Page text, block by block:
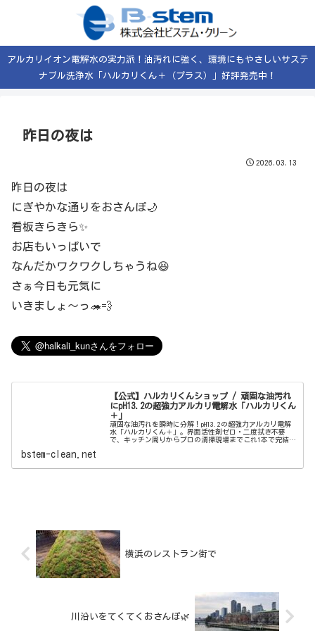
アルカリイオン電解水の実力派！油汚れに強く、環境にもやさしいサステ
ナブル洗浄水「ハルカリくん＋（プラス）」好評発売中！
昨日の夜は
2026.03.13
昨日の夜は
にぎやかな通りをおさんぽ🌙
看板きらきら✨
お店もいっぱいで
なんだかワクワクしちゃうね😆
さぁ今日も元気に
いきましょ〜っ🦔💨
【公式】ハルカリくんショップ / 頑固な油汚れ
にpH13.2の超強力アルカリ電解水「ハルカリくん
＋」
頑固な油汚れを瞬時に分解！pH13.2の超強力アルカリ電解
水「ハルカリくん＋」。界面活性剤ゼロ・二度拭き不要
で、キッチン周りからプロの清掃現場までこれ1本で完結。
bstem-clean.net
横浜のレストラン街で
川沿いをてくてくおさんぽ🌿